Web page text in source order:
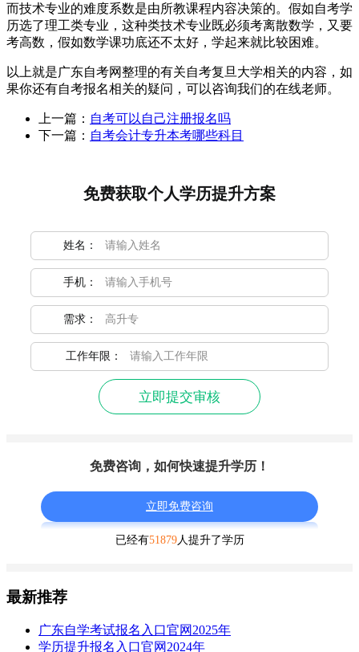
而技术专业的难度系数是由所教课程内容决策的。假如自考学
历选了理工类专业，这种类技术专业既必须考离散数学，又要
考高数，假如数学课功底还不太好，学起来就比较困难。
以上就是广东自考网整理的有关自考复旦大学相关的内容，如
果你还有自考报名相关的疑问，可以咨询我们的在线老师。
上一篇： 自考可以自己注册报名吗
下一篇： 自考会计专升本考哪些科目
免费获取个人学历提升方案
姓名：
手机：
需求：
工作年限：
立即提交审核
免费咨询，如何快速提升学历！
立即免费咨询
已经有51879人提升了学历
最新推荐
广东自学考试报名入口官网2025年
学历提升报名入口官网2024年